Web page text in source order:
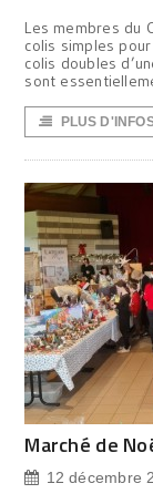
Les membres du
colis simples
colis doubles
sont
PLUS
Marché de
12 décembre